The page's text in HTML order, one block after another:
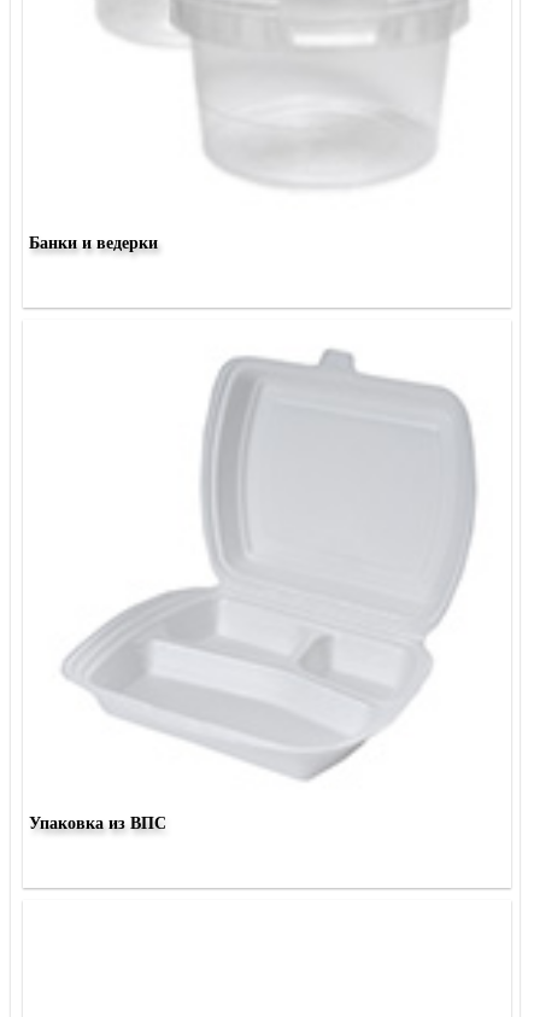
Банки и ведерки
Упаковка из ВПС